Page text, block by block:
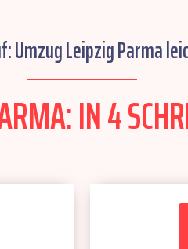
Umzug Leipzig Parma
IN 4